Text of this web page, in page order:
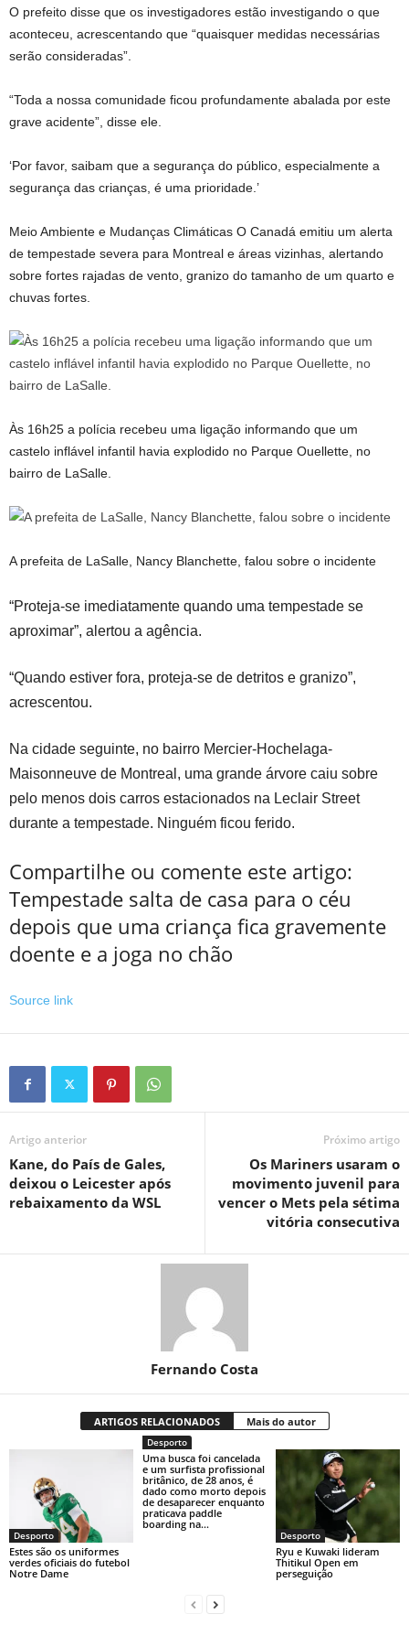
O prefeito disse que os investigadores estão investigando o que
aconteceu, acrescentando que “quaisquer medidas necessárias
serão consideradas”.
“Toda a nossa comunidade ficou profundamente abalada por este
grave acidente”, disse ele.
‘Por favor, saibam que a segurança do público, especialmente a
segurança das crianças, é uma prioridade.’
Meio Ambiente e Mudanças Climáticas O Canadá emitiu um alerta
de tempestade severa para Montreal e áreas vizinhas, alertando
sobre fortes rajadas de vento, granizo do tamanho de um quarto e
chuvas fortes.
Às 16h25 a polícia recebeu uma ligação informando que um
castelo inflável infantil havia explodido no Parque Ouellette, no
bairro de LaSalle.
A prefeita de LaSalle, Nancy Blanchette, falou sobre o incidente
“Proteja-se imediatamente quando uma tempestade se
aproximar”, alertou a agência.
“Quando estiver fora, proteja-se de detritos e granizo”,
acrescentou.
Na cidade seguinte, no bairro Mercier-Hochelaga-
Maisonneuve de Montreal, uma grande árvore caiu sobre
pelo menos dois carros estacionados na Leclair Street
durante a tempestade. Ninguém ficou ferido.
Compartilhe ou comente este artigo:
Tempestade salta de casa para o céu
depois que uma criança fica gravemente
doente e a joga no chão
Source link
Artigo anterior
Kane, do País de Gales,
deixou o Leicester após
rebaixamento da WSL
Próximo artigo
Os Mariners usaram o
movimento juvenil para
vencer o Mets pela sétima
vitória consecutiva
Fernando Costa
ARTIGOS RELACIONADOS Mais do autor
Desporto
Estes são os uniformes
verdes oficiais do futebol
Notre Dame
Desporto
Uma busca foi cancelada
e um surfista profissional
britânico, de 28 anos, é
dado como morto depois
de desaparecer enquanto
praticava paddle
boarding na...
Desporto
Ryu e Kuwaki lideram
Thitikul Open em
perseguição